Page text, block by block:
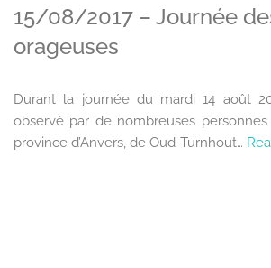
15/08/2017 – Journée
orageuses
Durant la journée du mardi 14 août
observé par de nombreuses
province d’Anvers, de Oud-Turnhout…